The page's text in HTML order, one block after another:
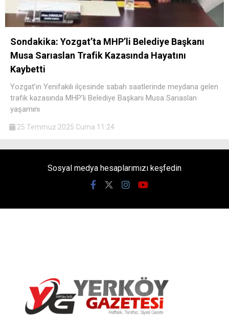
Sondakika: Yozgat’ta MHP’li Belediye Başkanı
Musa Sarıaslan Trafik Kazasında Hayatını
Kaybetti
Yozgat’ın Yenifakılı ilçesinde sabah saatlerinde meydana gelen
trafik kazasında MHP’li Belediye Başkanı Musa Sarıaslan
yaşamını
25 Temmuz 2025 Cuma 11:24
Sosyal medya hesaplarımızı keşfedin